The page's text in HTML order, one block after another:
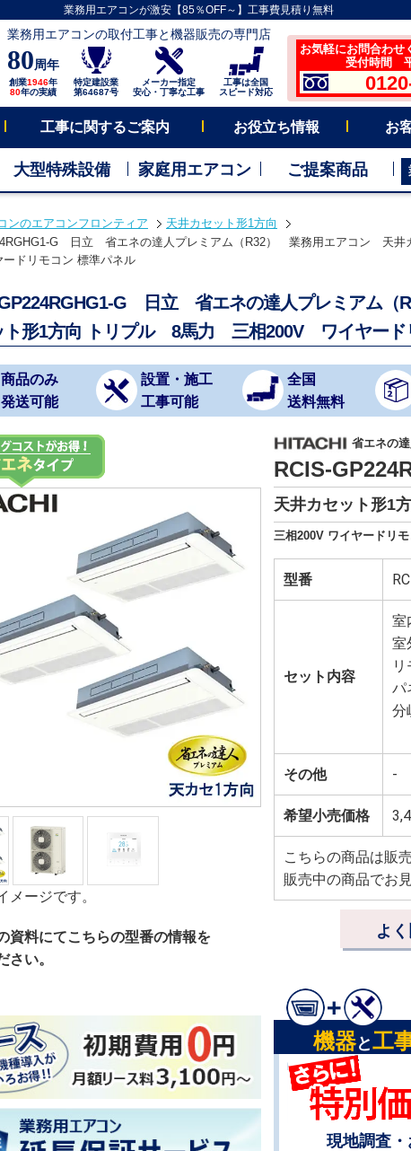
業務用エアコンが激安【85％OFF～】工事費見積り無料
業務用エアコンの取付工事と機器販売の専門店
80周年
創業1946年
80年の実績
特定建設業
第64687号
メーカー指定
安心・丁寧な工事
工事は全国
スピード対応
お気軽にお問合わせ
受付時間
工事に関するご案内 お役立ち情報 お
大型特殊設備 家庭用エアコン ご提案商品
ンのエアコンフロンティア
天井カセット形1方向
G 日立 省エネの達人プレミアム（R32） 業務用エアコン 天井
ードリモコン 標準パネル
G 日立 省エネの達人プレミアム
ト形1方向 トリプル 8馬力 三相200V ワイヤー
商品のみ
発送可能
設置・施工
工事可能
全国
送料無料
メージです。
資料にてこちらの型番の情報を
さい。
省エネの達
RCIS-
天井カセット形1
三相200V ワイヤードリ
型番
セット内容
室
室
パ
分
その他 -
希望小売価格
こちらの商品は販
販売中の商品でお
よ
機器と工
現地調査